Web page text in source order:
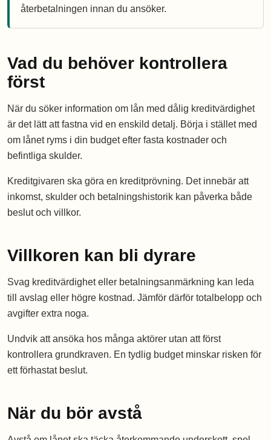
återbetalningen innan du ansöker.
Vad du behöver kontrollera
först
När du söker information om lån med dålig kreditvärdighet
är det lätt att fastna vid en enskild detalj. Börja i stället med
om lånet ryms i din budget efter fasta kostnader och
befintliga skulder.
Kreditgivaren ska göra en kreditprövning. Det innebär att
inkomst, skulder och betalningshistorik kan påverka både
beslut och villkor.
Villkoren kan bli dyrare
Svag kreditvärdighet eller betalningsanmärkning kan leda
till avslag eller högre kostnad. Jämför därför totalbelopp och
avgifter extra noga.
Undvik att ansöka hos många aktörer utan att först
kontrollera grundkraven. En tydlig budget minskar risken för
ett förhastat beslut.
När du bör avstå